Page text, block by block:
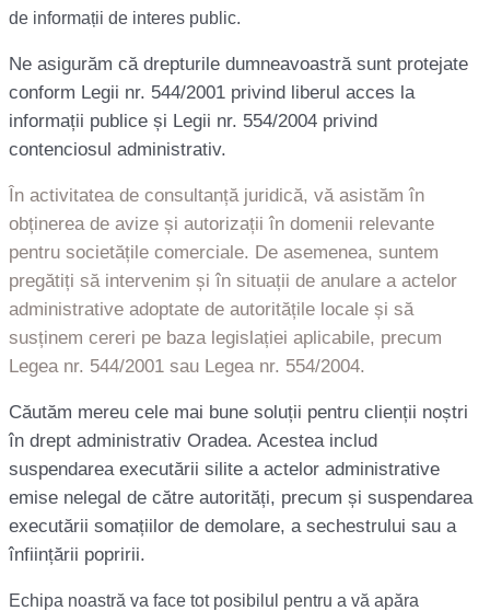
de informații de interes public.
Ne asigurăm că drepturile dumneavoastră sunt protejate
conform Legii nr. 544/2001 privind liberul acces la
informații publice și Legii nr. 554/2004 privind
contenciosul administrativ.
În activitatea de consultanță juridică, vă asistăm în
obținerea de avize și autorizații în domenii relevante
pentru societățile comerciale. De asemenea, suntem
pregătiți să intervenim și în situații de anulare a actelor
administrative adoptate de autoritățile locale și să
susținem cereri pe baza legislației aplicabile, precum
Legea nr. 544/2001 sau Legea nr. 554/2004.
Căutăm mereu cele mai bune soluții pentru clienții noștri
în drept administrativ Oradea. Acestea includ
suspendarea executării silite a actelor administrative
emise nelegal de către autorități, precum și suspendarea
executării somațiilor de demolare, a sechestrului sau a
înființării popririi.
Echipa noastră va face tot posibilul pentru a vă apăra